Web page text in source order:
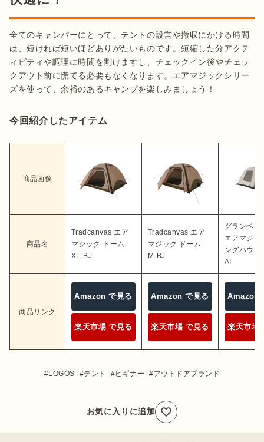
全てのキャンパーにとって、テントの設営や撤収にかける時間
は、短ければ短いほどありがたいものです。短縮した分アクテ
ィビティや調理に時間を割けますし、チェックイン後やチェッ
クアウト前に慌てる必要もなくなります。エアマジックシリー
ズを使って、余裕のあるキャンプを楽しみましょう！
今回紹介したアイテム
商品画像
商品名
Tradcanvas エア
マジック ドーム
XL-BJ
Tradcanvas エア
マジック ドーム
M-BJ
グランベー
エアマジッ
ングハウス
AI
商品リンク
Amazon で見る
楽天市場 で見る
Amazon で見る
楽天市場 で見る
Amazon
楽天市場
LOGOS テント ビギナー アウトドアブランド
お気に入りに追加